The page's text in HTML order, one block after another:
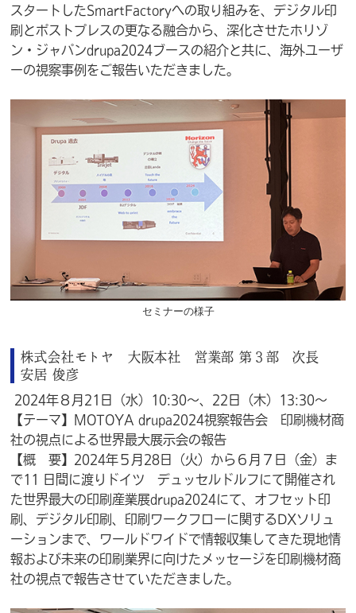
スタートしたSmartFactoryへの取り組みを、デジタル印
刷とポストプレスの更なる融合から、深化させたホリゾ
ン・ジャパンdrupa2024ブースの紹介と共に、海外ユーザ
ーの視察事例をご報告いただきました。
セミナーの様子
株式会社モトヤ 大阪本社 営業部 第３部 次長
安居 俊彦
2024年８月21日（水）10:30～、22日（木）13:30～
【テーマ】MOTOYA drupa2024視察報告会 印刷機材商
社の視点による世界最大展示会の報告
【概 要】2024年５月28日（火）から６月７日（金）ま
で11 日間に渡りドイツ デュッセルドルフにて開催され
た世界最大の印刷産業展drupa2024にて、オフセット印
刷、デジタル印刷、印刷ワークフローに関するDXソリュ
ーションまで、ワールドワイドで情報収集してきた現地情
報および未来の印刷業界に向けたメッセージを印刷機材商
社の視点で報告させていただきました。